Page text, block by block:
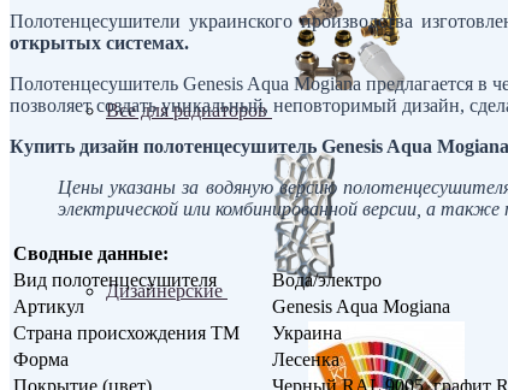
Все для радиаторов
Дизайнерские
Полотенцесушители украинского производства
открытых системах.
Полотенцесушитель Genesis Aqua Mogiana предлагается
позволяет создать уникальный, неповторимый дизайн,
Купить дизайн полотенцесушитель Genesis Aqua
Цены указаны за водяную версию
электрической или комбинированной версии, а
Сводные данные:
Вид полотенцесушителя
Вода/электро
Артикул
Genesis Aqua Mogiana
Страна происхождения ТМ
Украина
Форма
Лесенка
Покрытие (цвет)
Черный RAL 9005, графит